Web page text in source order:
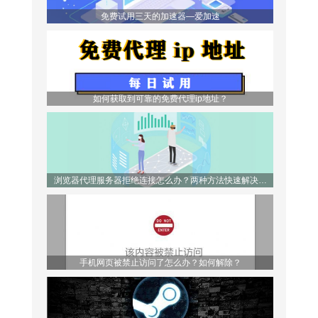
免费试用三天的加速器—爱加速
如何获取到可靠的免费代理ip地址？
浏览器代理服务器拒绝连接怎么办？两种方法快速解决问
手机网页被禁止访问了怎么办？如何解除？